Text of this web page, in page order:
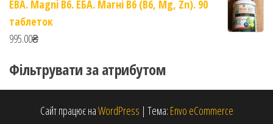
EBA. Magni B6. ЕБА. Магні B6 (B6, Mg, Zn). 90
таблеток
995.00₴
Фільтрувати за атрибутом
Сайт працює наWordPress | Тема: Envo eCommerce